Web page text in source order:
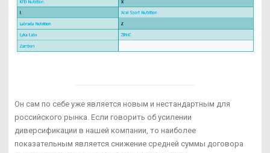
Он сам по себе уже является новым и нестандартным для
российского рынка. Если говорить об усилении
диверсификации в нашей компании, то наиболее
показательным является снижение средней суммы договора